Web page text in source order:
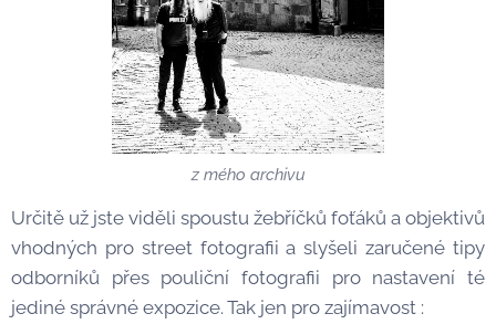
z mého archivu
Určitě už jste viděli spoustu žebříčků foťáků a objektivů
vhodných pro street fotografii a slyšeli zaručené tipy
odborníků přes pouliční fotografii pro nastavení té
jediné správné expozice. Tak jen pro zajímavost :